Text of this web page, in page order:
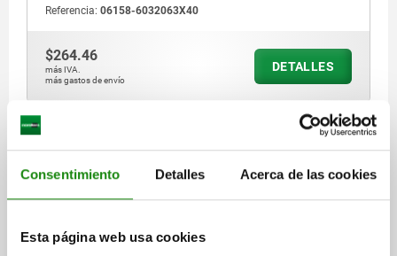
Consentimiento Detalles Acerca de las cookies
Esta página web usa cookies
Referencia: 06158-6032063X40
$264.46
más IVA.
más gastos de envío
DETALLES